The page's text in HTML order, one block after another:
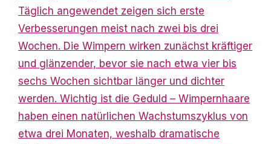
Täglich angewendet zeigen sich erste
Verbesserungen meist nach zwei bis drei
Wochen. Die Wimpern wirken zunächst kräftiger
und glänzender, bevor sie nach etwa vier bis
sechs Wochen sichtbar länger und dichter
werden. Wichtig ist die Geduld – Wimpernhaare
haben einen natürlichen Wachstumszyklus von
etwa drei Monaten, weshalb dramatische